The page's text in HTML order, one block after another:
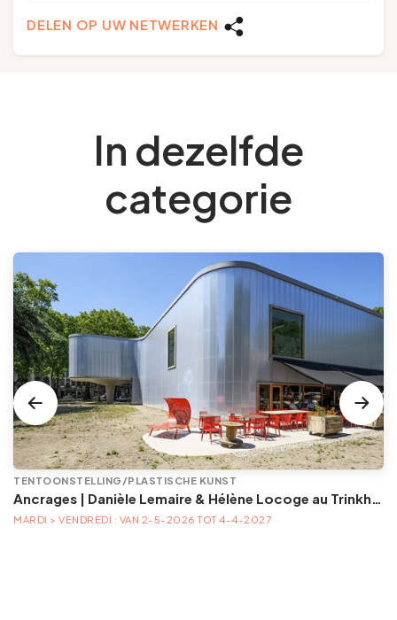
DELEN OP UW NETWERKEN
In dezelfde
categorie
TENTOONSTELLING/PLASTISCHE KUNST
Ancrages | Danièle Lemaire & Hélène Locoge au Trinkhall museum
MARDI > VENDREDI : VAN 2-5-2026 TOT 4-4-2027